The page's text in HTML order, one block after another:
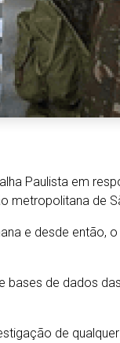
Paulista em
metropolitana de
e desde então,
bases de dados
de